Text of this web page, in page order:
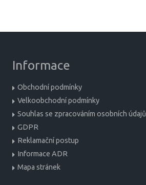
Informace
Obchodní podmínky
Velkoobchodní podmínky
Souhlas se zpracováním osobních údajů
GDPR
Reklamační postup
Informace ADR
Mapa stránek